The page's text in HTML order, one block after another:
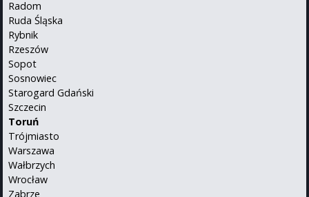
Radom
Ruda Śląska
Rybnik
Rzeszów
Sopot
Sosnowiec
Starogard Gdański
Szczecin
Toruń
Trójmiasto
Warszawa
Wałbrzych
Wrocław
Zabrze